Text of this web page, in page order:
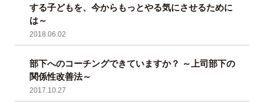
する子どもを、今からもっとやる気にさせるために
は～
2018.06.02
部下へのコーチングできていますか？ ～上司部下の
関係性改善法～
2017.10.27